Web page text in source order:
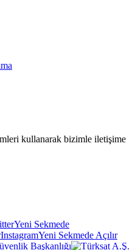
kullanarak bizimle iletişime
Yeni Sekmede
InstagramYeni Sekmede Açılır